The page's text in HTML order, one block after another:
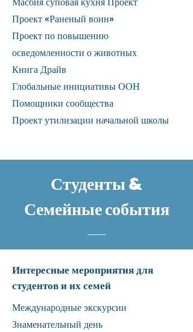
Проект «Раненый воин»
Проект по повышению
осведомленности о животных
Книга Драйв
Глобальные инициативы ООН
Помощники сообщества
Проект утилизации начальной школы
Студенты &
Семейные события
Интересные мероприятия для
студентов и их семей
Международные экскурсии
Знаменательный день